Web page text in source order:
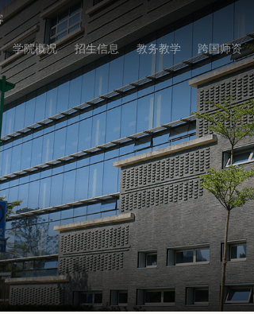
学院概况
招生信息 教务教学 跨国师资